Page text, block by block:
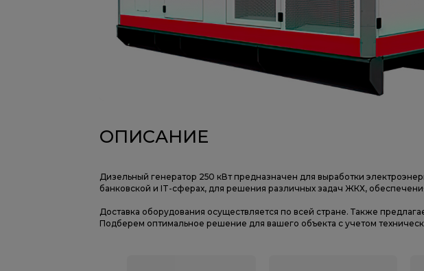
ОПИСАНИЕ
Дизельный генератор 250 кВт предназначен для выработки
банковской и IT-сферах, для решения различных задач ЖКХ,
Доставка оборудования осуществляется по всей стране. Также
Подберем оптимальное решение для вашего объекта с учетом